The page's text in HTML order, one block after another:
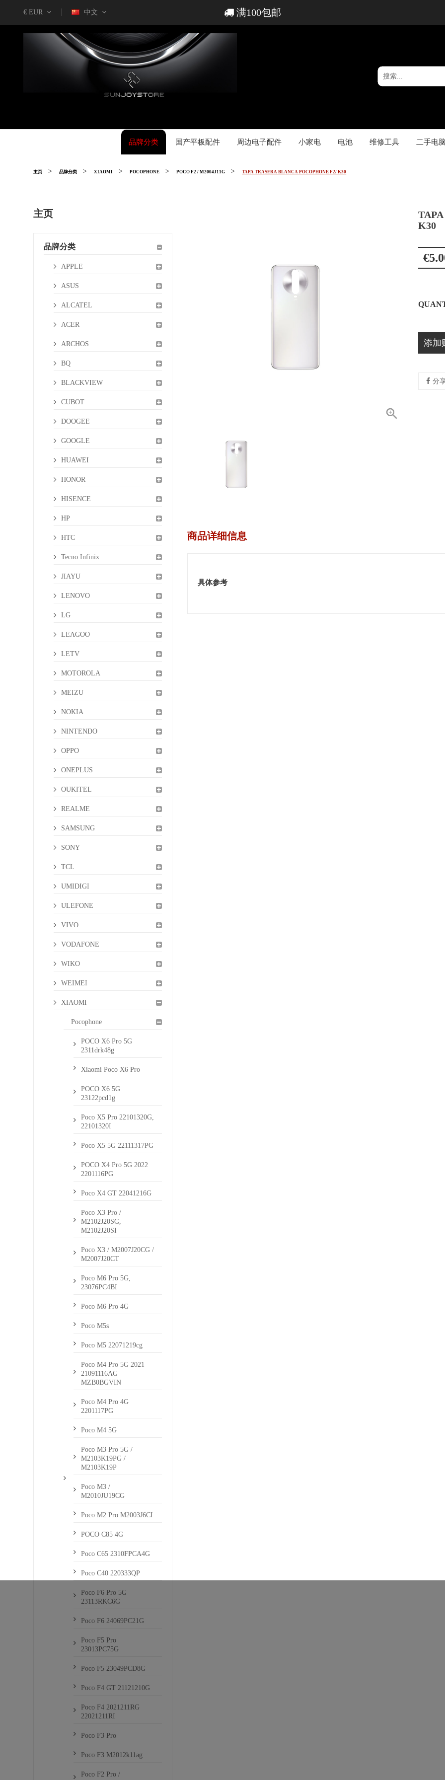
€ EUR 中文 满100包邮
品牌分类 国产平板配件 周边电子配件 小家电 电池 维修工具 二手电
主页 品牌分类 XIAOMI POCOPHONE POCO F2 / M2004J11G TAPA TRASERA BLANCA POCOPHONE F2/ K30

K30
添加
分
商品详细信息
具体参考
主页
品牌分类
APPLE
ASUS
ALCATEL
ACER
ARCHOS
BQ
BLACKVIEW
CUBOT
DOOGEE
GOOGLE
HUAWEI
HONOR
HISENCE
HP
HTC
Tecno Infinix
JIAYU
LENOVO
LG
LEAGOO
LETV
MOTOROLA
MEIZU
NOKIA
NINTENDO
OPPO
ONEPLUS
OUKITEL
REALME
SAMSUNG
SONY
TCL
UMIDIGI
ULEFONE
VIVO
VODAFONE
WIKO
WEIMEI
XIAOMI
Pocophone
POCO X6 Pro 5G
2311drk48g
Xiaomi Poco X6 Pro
POCO X6 5G
23122pcd1g
Poco X5 Pro 22101320G,
22101320I
Poco X5 5G 22111317PG
POCO X4 Pro 5G 2022
2201116PG
Poco X4 GT 22041216G
Poco X3 Pro /
M2102J20SG,
M2102J20SI
Poco X3 / M2007J20CG /
M2007J20CT
Poco M6 Pro 5G,
23076PC4BI
Poco M6 Pro 4G
Poco M5s
Poco M5 22071219cg
Poco M4 Pro 5G 2021
21091116AG
MZB0BGVIN
Poco M4 Pro 4G
2201117PG
Poco M4 5G
Poco M3 Pro 5G /
M2103K19PG /
M2103K19P
Poco M3 /
M2010JU19CG
Poco M2 Pro M2003J6CI
POCO C85 4G
Poco C65 2310FPCA4G
Poco C40 220333QP
Poco F6 Pro 5G
23113RKC6G
Poco F6 24069PC21G
Poco F5 Pro
23013PC75G
Poco F5 23049PCD8G
Poco F4 GT 21121210G
Poco F4 2021211RG
22021211RI
Poco F3 Pro
Poco F3 M2012k11ag
Poco F2 Pro /